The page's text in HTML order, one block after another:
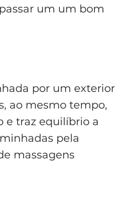
um um bom
por um exterior
ao mesmo tempo,
e traz equilíbrio a
pela
massagens